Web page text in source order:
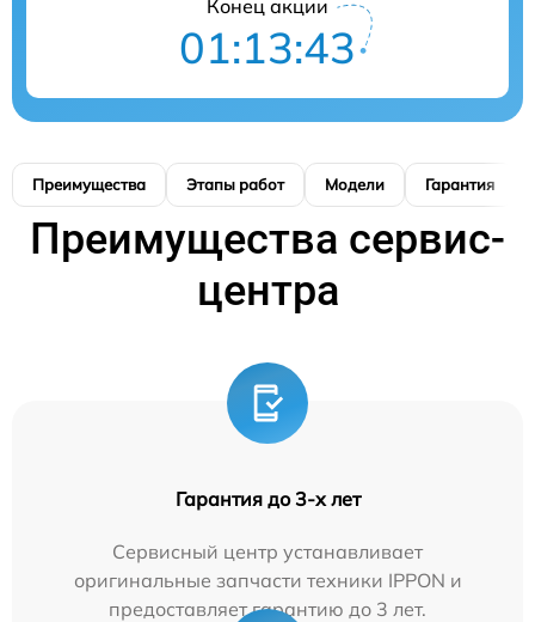
Конец акции
01:13:42
Преимущества Этапы работ Модели Гарантия
Преимущества сервис-
центра
Гарантия до 3-х лет
Сервисный центр устанавливает
оригинальные запчасти техники IPPON и
предоставляет гарантию до 3 лет.